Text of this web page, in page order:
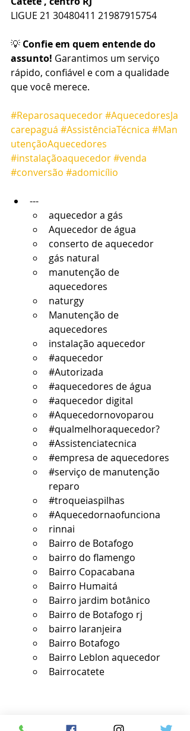
LIGUE 21 30480411 21987915754
💡 Confie em quem entende do
assunto! Garantimos um serviço
rápido, confiável e com a qualidade
que você merece.
#Reparosaquecedor#AquecedoresJa
carepaguá #AssistênciaTécnica #Man
utençãoAquecedores
#instalaçãoaquecedor#venda
#conversão #adomicílio
---
aquecedor a gás
Aquecedor de água
conserto de aquecedor
gás natural
manutenção de
aquecedores
naturgy
Manutenção de
aquecedores
instalação aquecedor
#aquecedor
#Autorizada
#aquecedores de água
#aquecedor digital
#Aquecedornovoparou
#qualmelhoraquecedor?
#Assistenciatecnica
#empresa de aquecedores
#serviço de manutenção
reparo
#troqueiaspilhas
#Aquecedornaofunciona
rinnai
Bairro de Botafogo
bairro do flamengo
Bairro Copacabana
Bairro Humaitá
Bairro jardim botânico
Bairro de Botafogo rj
bairro laranjeira
Bairro Botafogo
Bairro Leblon aquecedor
Bairrocatete